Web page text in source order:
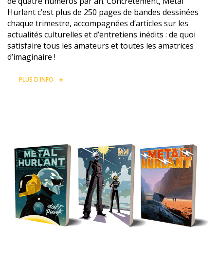
Hurlant c’est plus de 250 pages de bandes dessinées
chaque trimestre, accompagnées d’articles sur les
actualités culturelles et d’entretiens inédits : de quoi
satisfaire tous les amateurs et toutes les amatrices
d’imaginaire !
PLUS D'INFO